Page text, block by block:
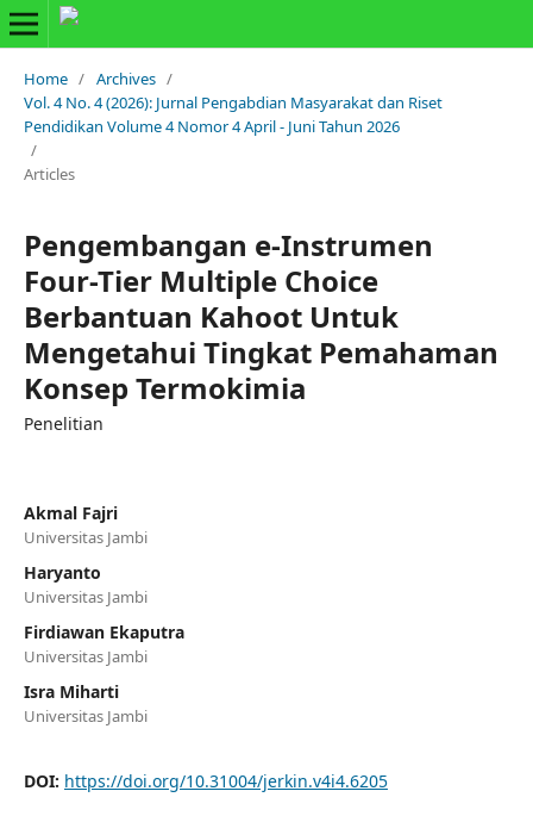
Home / Archives /
Vol. 4 No. 4 (2026): Jurnal Pengabdian Masyarakat dan Riset
Pendidikan Volume 4 Nomor 4 April - Juni Tahun 2026
/
Articles
Pengembangan e-Instrumen
Four-Tier Multiple Choice
Berbantuan Kahoot Untuk
Mengetahui Tingkat Pemahaman
Konsep Termokimia
Penelitian
Akmal Fajri
Universitas Jambi
Haryanto
Universitas Jambi
Firdiawan Ekaputra
Universitas Jambi
Isra Miharti
Universitas Jambi
DOI: https://doi.org/10.31004/jerkin.v4i4.6205